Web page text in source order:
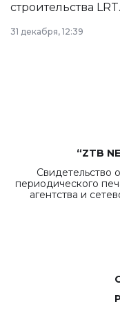
строительства LRT
в Астане из
республиканского
31 декабря, 12:39
“ZTB
Свидетельство
периодического
агентства и